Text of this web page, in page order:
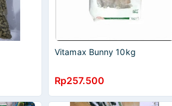
Vitamax Bunny 10kg
Rp257.500